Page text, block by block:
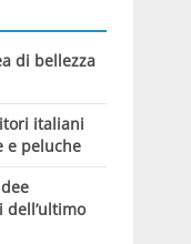
di bellezza
italiani
e peluche